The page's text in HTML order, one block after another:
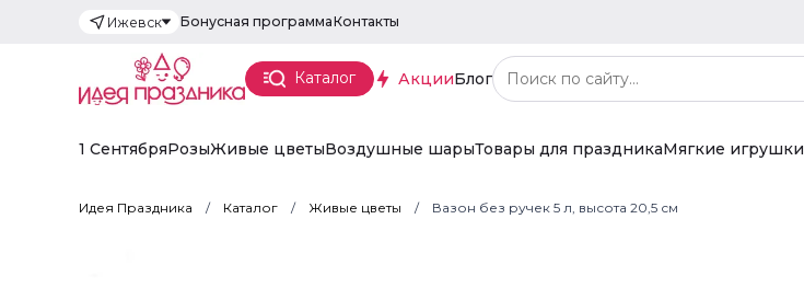
Ижевск Бонусная программаКонтакты
Каталог АкцииБлог
1 СентябряРозыЖивые цветыВоздушные шарыТовары для праздникаМягкие игрушки
Идея Праздника Каталог Живые цветы Вазон без ручек 5 л, высота 20,5 см